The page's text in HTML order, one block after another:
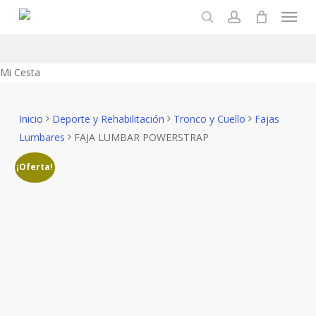
Menu
Mi Cesta
Inicio Deporte y Rehabilitación Tronco y Cuello
Fajas
Lumbares
FAJA LUMBAR POWERSTRAP
¡Oferta!